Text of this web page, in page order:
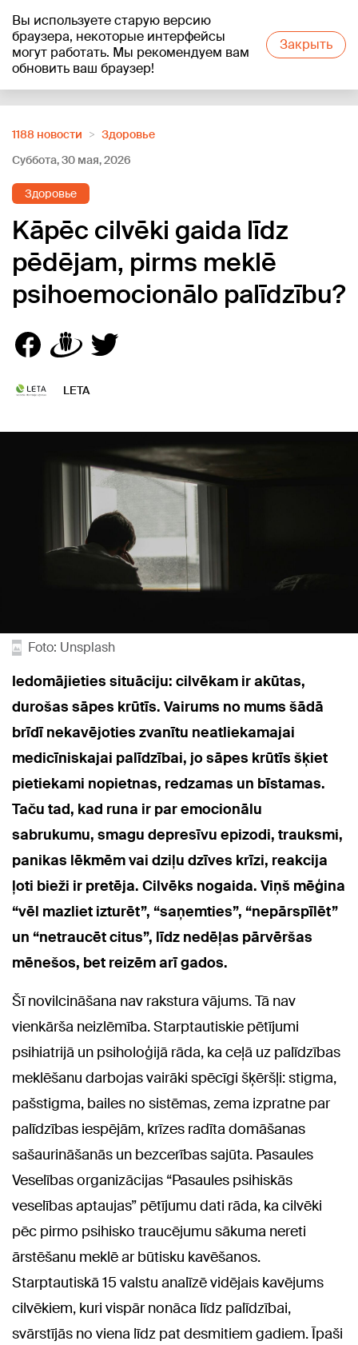
Вы используете старую версию
браузера, некоторые интерфейсы
могут работать. Мы рекомендуем вам
обновить ваш браузер!
Закрыть
+15°C
1188 новости
Здоровье
Суббота, 30 мая, 2026
Здоровье
Kāpēc cilvēki gaida līdz
pēdējam, pirms meklē
psihoemocionālo palīdzību?
LETA
Foto: Unsplash
Iedomājieties situāciju: cilvēkam ir akūtas,
durošas sāpes krūtīs. Vairums no mums šādā
brīdī nekavējoties zvanītu neatliekamajai
medicīniskajai palīdzībai, jo sāpes krūtīs šķiet
pietiekami nopietnas, redzamas un bīstamas.
Taču tad, kad runa ir par emocionālu
sabrukumu, smagu depresīvu epizodi, trauksmi,
panikas lēkmēm vai dziļu dzīves krīzi, reakcija
ļoti bieži ir pretēja. Cilvēks nogaida. Viņš mēģina
“vēl mazliet izturēt”, “saņemties”, “nepārspīlēt”
un “netraucēt citus”, līdz nedēļas pārvēršas
mēnešos, bet reizēm arī gados.
Šī novilcināšana nav rakstura vājums. Tā nav
vienkārša neizlēmība. Starptautiskie pētījumi
psihiatrijā un psiholoģijā rāda, ka ceļā uz palīdzības
meklēšanu darbojas vairāki spēcīgi šķēršļi: stigma,
pašstigma, bailes no sistēmas, zema izpratne par
palīdzības iespējām, krīzes radīta domāšanas
sašaurināšanās un bezcerības sajūta. Pasaules
Veselības organizācijas “Pasaules psihiskās
veselības aptaujas” pētījumu dati rāda, ka cilvēki
pēc pirmo psihisko traucējumu sākuma nereti
ārstēšanu meklē ar būtisku kavēšanos.
Starptautiskā 15 valstu analīzē vidējais kavējums
cilvēkiem, kuri vispār nonāca līdz palīdzībai,
svārstījās no viena līdz pat desmitiem gadiem. Īpaši